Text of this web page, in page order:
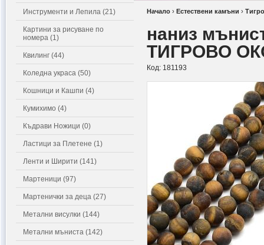
Инструменти и Лепила (21)
Картини за рисуване по
номера (1)
Квилинг (44)
Коледна украса (50)
Кошници и Кашпи (4)
Кумихимо (4)
Къдрави Ножици (0)
Ластици за Плетене (1)
Ленти и Ширити (141)
Мартеници (97)
Мартенички за деца (27)
Метални висулки (144)
Метални мъниста (142)
Начало › Естествени камъни ›
наниз
ТИГРОВО
Код: 181193